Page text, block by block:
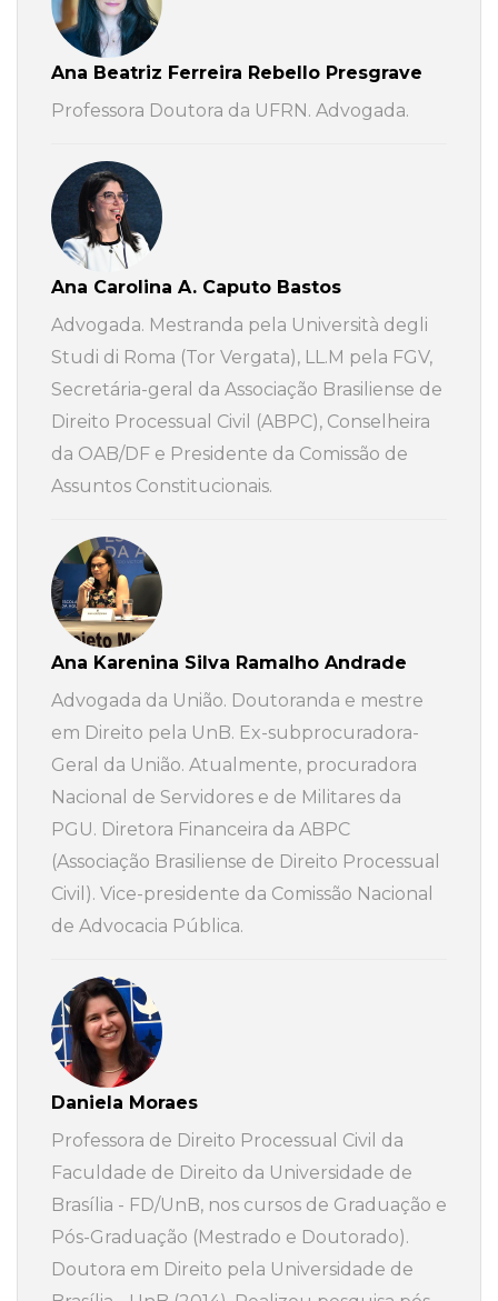
Ana Beatriz Ferreira Rebello Presgrave
Professora Doutora da UFRN. Advogada.
Ana Carolina A. Caputo Bastos
Advogada. Mestranda pela Università degli
Studi di Roma (Tor Vergata), LL.M pela FGV,
Secretária-geral da Associação Brasiliense de
Direito Processual Civil (ABPC), Conselheira
da OAB/DF e Presidente da Comissão de
Assuntos Constitucionais.
Ana Karenina Silva Ramalho Andrade
Advogada da União. Doutoranda e mestre
em Direito pela UnB. Ex-subprocuradora-
Geral da União. Atualmente, procuradora
Nacional de Servidores e de Militares da
PGU. Diretora Financeira da ABPC
(Associação Brasiliense de Direito Processual
Civil). Vice-presidente da Comissão Nacional
de Advocacia Pública.
Daniela Moraes
Professora de Direito Processual Civil da
Faculdade de Direito da Universidade de
Brasília - FD/UnB, nos cursos de Graduação e
Pós-Graduação (Mestrado e Doutorado).
Doutora em Direito pela Universidade de